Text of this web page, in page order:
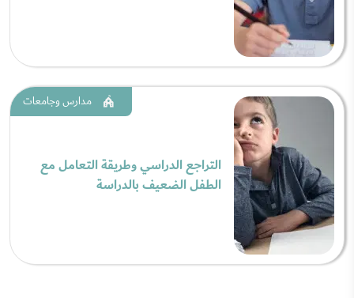
مدارس وجامعات
التراجع الدراسي وطريقة التعامل مع
الطفل الضعيف بالدراسة